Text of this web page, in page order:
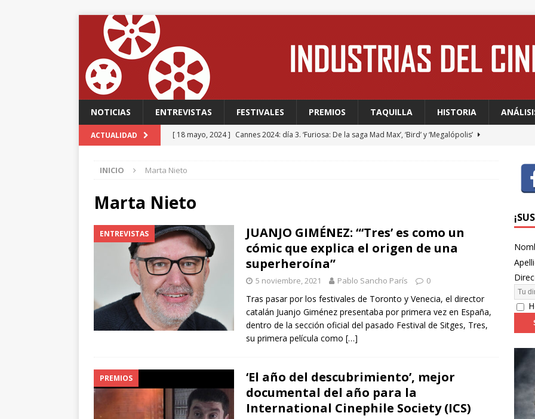
NOTICIAS ENTREVISTAS FESTIVALES PREMIOS TAQUILLA HISTORIA
ACTUALIDAD [ 18 mayo, 2024 ] Cannes 2024: día 3. ‘Furiosa: De la saga Mad Max’, ‘Bird’ y ‘Megalópolis’
[ 18 mayo, 2024 ]
[ 15 mayo, 2024 ]
FESTIVALES
[ 12 febrero, 2024 ]
FABIAN WAGNER: “Con las series, estamos hablando de una forma de
arte”
ENTREVISTAS
[ 18 mayo, 2024 ]
Cannes 2024: día 4. ‘Los hiperbóreos’ y ‘Kinds of Kindness’ FESTIVALES
INICIO Marta Nieto
Marta Nieto
ENTREVISTAS
JUANJO GIMÉNEZ: “‘Tres’ es como un
cómic que explica el origen de una
superheroína”
5 noviembre, 2021 Pablo Sancho París 0
Tras pasar por los festivales de Toronto y Venecia, el director
catalán Juanjo Giménez presentaba por primera vez en España,
dentro de la sección oficial del pasado Festival de Sitges, Tres,
su primera película como […]
PREMIOS
‘El año del descubrimiento’, mejor
documental del año para la
International Cinephile Society (ICS)